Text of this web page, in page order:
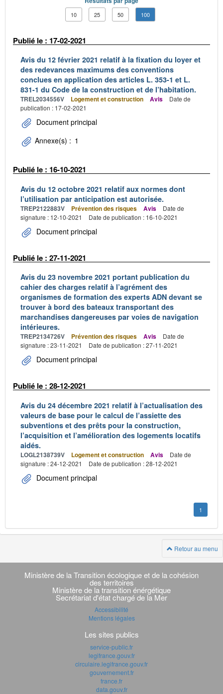
10 25 50 100
Publié le : 17-02-2021
Avis du 12 février 2021 relatif à la fixation du loyer et
des redevances maximums des conventions
conclues en application des articles L. 353-1 et L.
831-1 du Code de la construction et de l’habitation.
TREL2034556V Logement et construction Avis
Date de
publication : 17-02-2021
Document principal
Annexe(s) : 1
Publié le : 16-10-2021
Avis du 12 octobre 2021 relatif aux normes dont
l’utilisation par anticipation est autorisée.
TREP2122883V Prévention des risques Avis
Date de
signature : 12-10-2021
Date de publication : 16-10-2021
Document principal
Publié le : 27-11-2021
Avis du 23 novembre 2021 portant publication du
cahier des charges relatif à l’agrément des
organismes de formation des experts ADN devant se
trouver à bord des bateaux transportant des
marchandises dangereuses par voies de navigation
intérieures.
TREP2134726V Prévention des risques Avis
Date de
signature : 23-11-2021
Date de publication : 27-11-2021
Document principal
Publié le : 28-12-2021
Avis du 24 décembre 2021 relatif à l’actualisation des
valeurs de base pour le calcul de l’assiette des
subventions et des prêts pour la construction,
l’acquisition et l’amélioration des logements locatifs
aidés.
LOGL2138739V Logement et construction Avis
Date de
signature : 24-12-2021
Date de publication : 28-12-2021
Document principal
1
Retour au menu
Navigation
transverse
Ministère de la Transition écologique et de la cohésion
des territoires
Ministère de la transition énérgétique
Secrétariat d'état chargé de la Mer
Accessibilité
Mentions légales
Les sites publics
service-public.fr
legifrance.gouv.fr
circulaire.legifrance.gouv.fr
gouvernement.fr
france.fr
data.gouv.fr